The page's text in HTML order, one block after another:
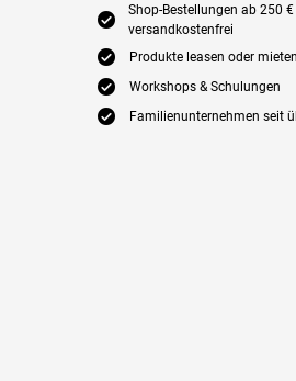
E
Shop-Bestellungen ab 250
versandkostenfrei
E Produkte leasen oder mieten
E Workshops & Schulungen
E Familienunternehmen seit